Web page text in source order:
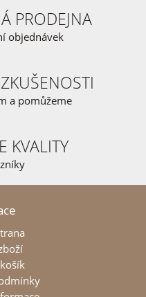
PRODEJNA
objednávek
a pomůžeme
KVALITY